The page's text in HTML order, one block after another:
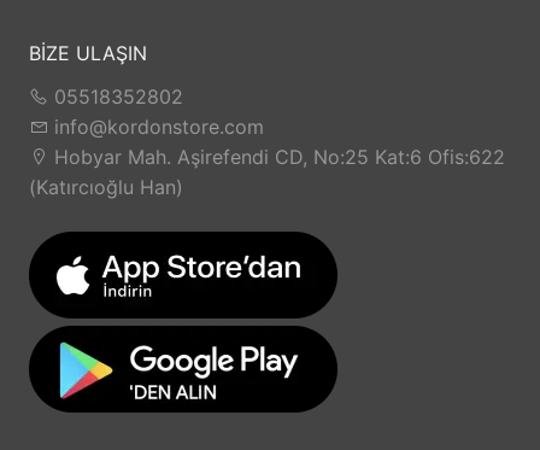
BİZE ULAŞIN
05518352802
info@kordonstore.com
Hobyar Mah. Aşirefendi CD, No:25 Kat:6 Ofis:622
(Katırcıoğlu Han)